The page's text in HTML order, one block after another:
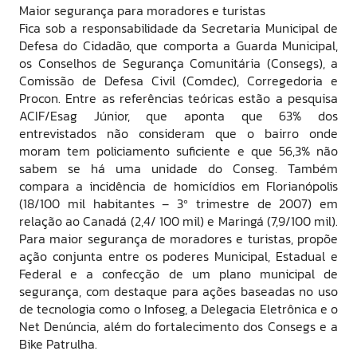
Maior segurança para moradores e turistas
Fica sob a responsabilidade da Secretaria Municipal de
Defesa do Cidadão, que comporta a Guarda Municipal,
os Conselhos de Segurança Comunitária (Consegs), a
Comissão de Defesa Civil (Comdec), Corregedoria e
Procon. Entre as referências teóricas estão a pesquisa
ACIF/Esag Júnior, que aponta que 63% dos
entrevistados não consideram que o bairro onde
moram tem policiamento suficiente e que 56,3% não
sabem se há uma unidade do Conseg. Também
compara a incidência de homicídios em Florianópolis
(18/100 mil habitantes – 3º trimestre de 2007) em
relação ao Canadá (2,4/ 100 mil) e Maringá (7,9/100 mil).
Para maior segurança de moradores e turistas, propõe
ação conjunta entre os poderes Municipal, Estadual e
Federal e a confecção de um plano municipal de
segurança, com destaque para ações baseadas no uso
de tecnologia como o Infoseg, a Delegacia Eletrônica e o
Net Denúncia, além do fortalecimento dos Consegs e a
Bike Patrulha.